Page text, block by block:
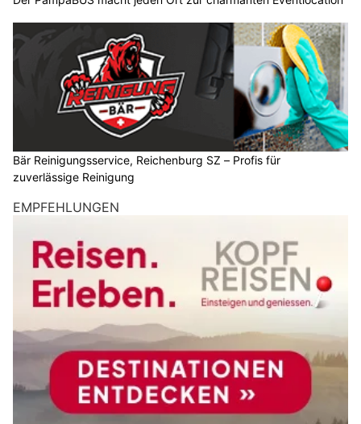
Bär Reinigungsservice, Reichenburg SZ – Profis für
zuverlässige Reinigung
EMPFEHLUNGEN